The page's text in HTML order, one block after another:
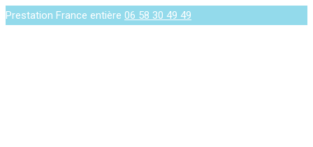
Prestation France entière 06 58 30 49 49